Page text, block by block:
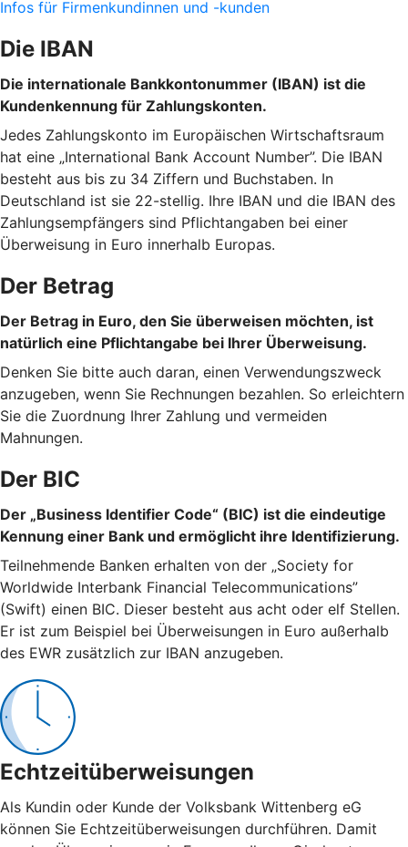
Infos für Firmenkundinnen und -kunden
Die IBAN
Die internationale Bankkontonummer (IBAN) ist die
Kundenkennung für Zahlungskonten.
Jedes Zahlungskonto im Europäischen Wirtschaftsraum
hat eine „International Bank Account Number”. Die IBAN
besteht aus bis zu 34 Ziffern und Buchstaben. In
Deutschland ist sie 22-stellig. Ihre IBAN und die IBAN des
Zahlungsempfängers sind Pflichtangaben bei einer
Überweisung in Euro innerhalb Europas.
Der Betrag
Der Betrag in Euro, den Sie überweisen möchten, ist
natürlich eine Pflichtangabe bei Ihrer Überweisung.
Denken Sie bitte auch daran, einen Verwendungszweck
anzugeben, wenn Sie Rechnungen bezahlen. So erleichtern
Sie die Zuordnung Ihrer Zahlung und vermeiden
Mahnungen.
Der BIC
Der „Business Identifier Code“ (BIC) ist die eindeutige
Kennung einer Bank und ermöglicht ihre Identifizierung.
Teilnehmende Banken erhalten von der „Society for
Worldwide Interbank Financial Telecommunications”
(Swift) einen BIC. Dieser besteht aus acht oder elf Stellen.
Er ist zum Beispiel bei Überweisungen in Euro außerhalb
des EWR zusätzlich zur IBAN anzugeben.
Echtzeitüberweisungen
Als Kundin oder Kunde der Volksbank Wittenberg eG
können Sie Echtzeitüberweisungen durchführen. Damit